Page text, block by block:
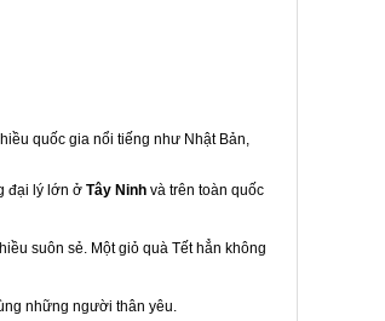
quốc gia nổi tiếng như Nhật Bản,
đại lý lớn ở Tây Ninh và trên toàn quốc
suôn sẻ. Một giỏ quà Tết hẳn không
những người thân yêu.